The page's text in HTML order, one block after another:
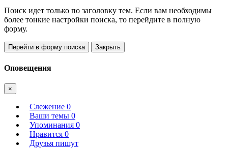
Поиск идет только по заголовку тем. Если вам необходимы
более тонкие настройки поиска, то перейдите в полную
форму.
Перейти в форму поиска Закрыть
Оповещения
×
Слежение 0
Ваши темы 0
Упоминания 0
Нравится 0
Друзья пишут